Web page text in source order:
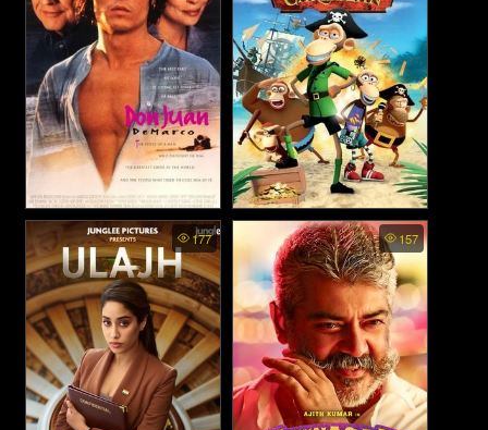
Don Juan DeMarco - ดอน
ฮวน คุณเคยรักผู้หญิงจริงซัก
ครั้งมั้ย (1994)
Marco Macaco - มาร์โค ลิง
จ๋อยอดนักสืบ (2012)
177 157